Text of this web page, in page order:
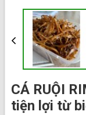
CÁ RUỘI
tiện lợi từ